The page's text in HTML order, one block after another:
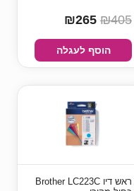
₪405
הוסף לעגלה
ראש דיו Brother LC223C